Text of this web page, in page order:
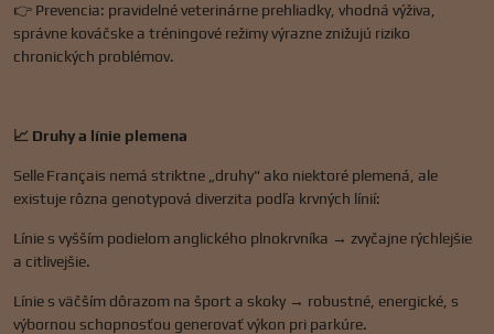
👉 Prevencia: pravidelné veterinárne prehliadky, vhodná výživa,
správne kováčske a tréningové režimy výrazne znižujú riziko
chronických problémov.
📈 Druhy a línie plemena
Selle Français nemá striktne „druhy" ako niektoré plemená, ale
existuje rôzna genotypová diverzita podľa krvných línií:
Línie s vyšším podielom anglického plnokrvníka → zvyčajne rýchlejšie
a citlivejšie.
Línie s väčším dôrazom na šport a skoky → robustné, energické, s
výbornou schopnosťou generovať výkon pri parkúre.